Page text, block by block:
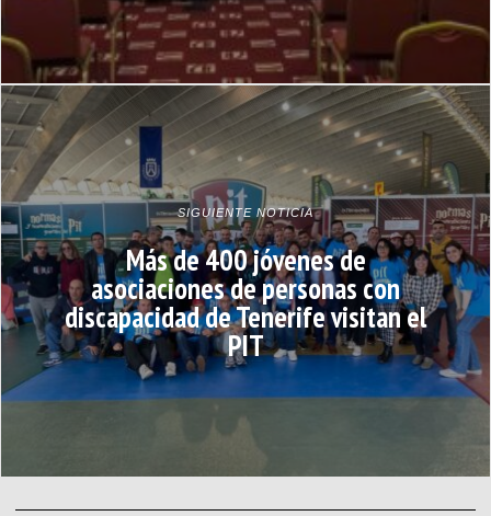
SIGUIENTE NOTICIA
Más de 400 jóvenes de
asociaciones de personas con
discapacidad de Tenerife visitan el
PIT